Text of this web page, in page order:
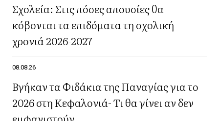
Σχολεία: Στις πόσες απουσίες θα
κόβονται τα επιδόματα τη σχολική
χρονιά 2026-2027
08.08.26
Βγήκαν τα Φιδάκια της Παναγίας για το
2026 στη Κεφαλονιά- Τι θα γίνει αν δεν